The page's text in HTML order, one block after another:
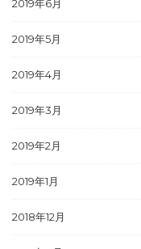
2019年6月
2019年5月
2019年4月
2019年3月
2019年2月
2019年1月
2018年12月